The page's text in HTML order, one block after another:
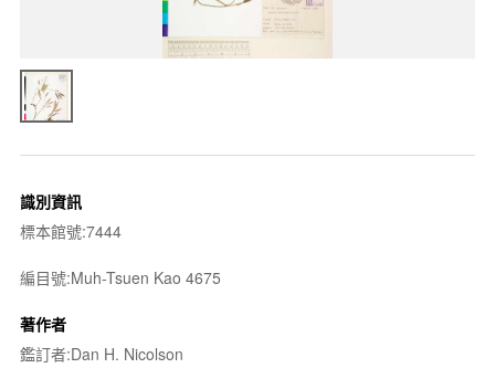
識別資訊
標本館號:7444
編目號:Muh-Tsuen Kao 4675
著作者
鑑訂者:Dan H. Nicolson